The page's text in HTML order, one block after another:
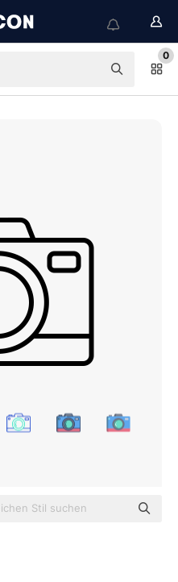
0